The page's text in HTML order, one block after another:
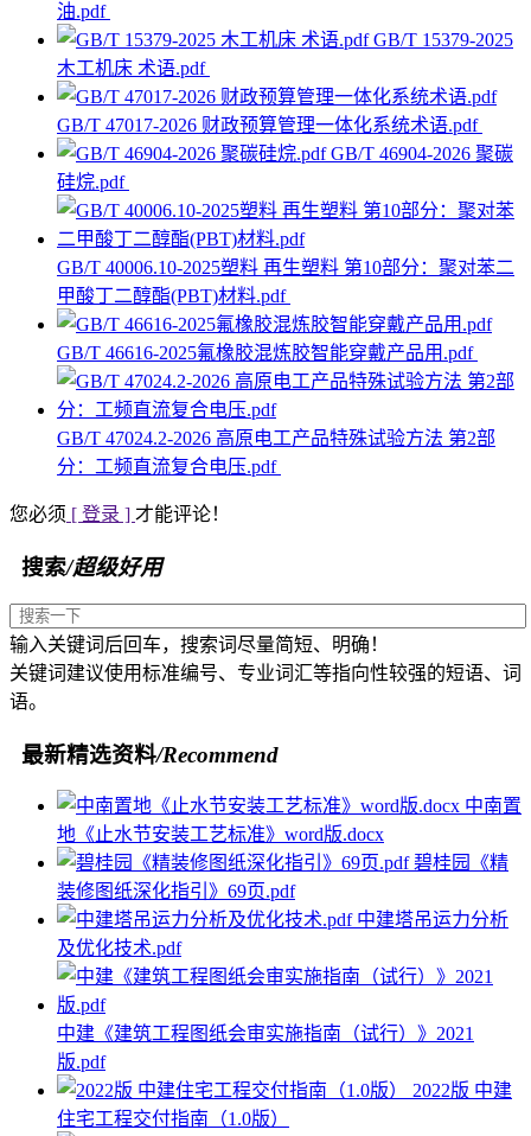
油.pdf
GB/T 15379-2025
木工机床 术语.pdf
GB/T 47017-2026 财政预算管理一体化系统术语.pdf
GB/T 46904-2026 聚碳
硅烷.pdf
GB/T 40006.10-2025塑料 再生塑料 第10部分：聚对苯二
甲酸丁二醇酯(PBT)材料.pdf
GB/T 46616-2025氟橡胶混炼胶智能穿戴产品用.pdf
GB/T 47024.2-2026 高原电工产品特殊试验方法 第2部
分：工频直流复合电压.pdf
您必须 [ 登录 ] 才能评论！
搜索/超级好用
输入关键词后回车，搜索词尽量简短、明确！
关键词建议使用标准编号、专业词汇等指向性较强的短语、词
语。
最新精选资料/Recommend
中南置
地《止水节安装工艺标准》word版.docx
碧桂园《精
装修图纸深化指引》69页.pdf
中建塔吊运力分析
及优化技术.pdf
中建《建筑工程图纸会审实施指南（试行）》2021
版.pdf
2022版 中建
住宅工程交付指南（1.0版）